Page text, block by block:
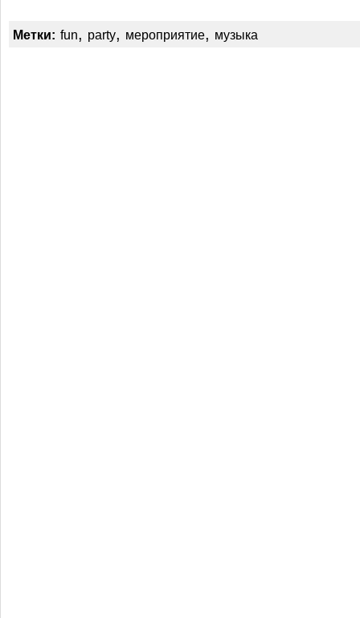
Метки: fun, party, мероприятие, музыка